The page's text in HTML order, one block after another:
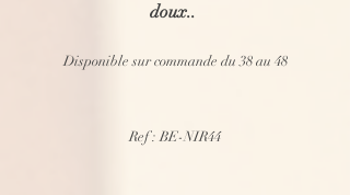
doux..
Disponible sur commande du 38 au 48
Ref : BE-NIR44